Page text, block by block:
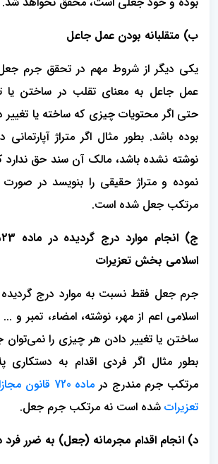
ب) متقلبانه بودن عمل جاعل
یکی دیگر از شروط مهم در تحقق جرم
عمل جاعل به معنای تقلب در ساختن یا
حتی اگر محتویات چیزی که ساخته یا
بوده باشد. بطور مثال اگر متراژ
نوشته نشده باشد، مالک آن سند حق ندارد
نموده و متراژ حقیقی را بنویسد در صورت
مرتکب جعل شده است.
اسلامی بخش تعزیرات
جرم جعل فقط نسبت به موارد درج گردیده
اسلامی اعم از مهر، نوشته، امضاء، تمبر و
ساختن یا تغییر دادن هر چیزی را
بطور مثال اگر فردی اقدام به دستکاری
مرتکب جرم مندرج در
ماده 720
تعزیرات شده است نه مرتکب جرم جعل.
د) انجام اقدام مجرمانه (جعل) به ضرر فرد